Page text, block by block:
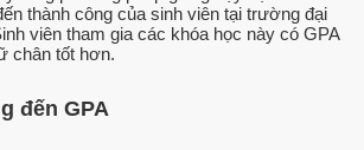
thành công của sinh viên tại trường đại
viên tham gia các khóa học này có GPA
chân tốt hơn.
đến GPA